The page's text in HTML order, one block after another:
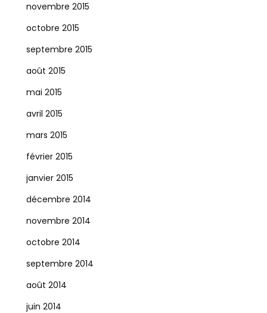
novembre 2015
octobre 2015
septembre 2015
août 2015
mai 2015
avril 2015
mars 2015
février 2015
janvier 2015
décembre 2014
novembre 2014
octobre 2014
septembre 2014
août 2014
juin 2014